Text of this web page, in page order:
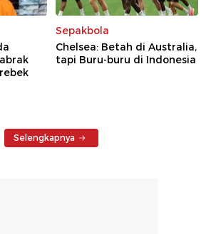
Sepakbola
Chelsea: Betah di Australia,
tapi Buru-buru di Indonesia
Selengkapnya